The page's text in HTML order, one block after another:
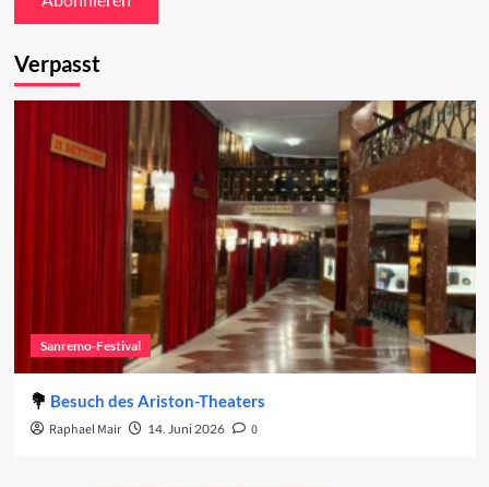
Verpasst
Sanremo-Festival
Besuch des Ariston-Theaters
Raphael Mair 14. Juni 2026 0